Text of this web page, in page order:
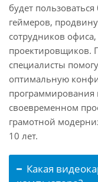
будет
геймеров,
сотрудников
проектировщиков.
специалисты
оптимальную
своевременном
грамотной
10 лет.
Какая